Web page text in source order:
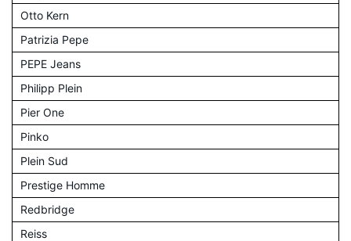
Otto Kern
Patrizia Pepe
PEPE Jeans
Philipp Plein
Pier One
Pinko
Plein Sud
Prestige Homme
Redbridge
Reiss